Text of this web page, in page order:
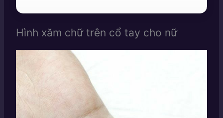
Hình xăm chữ trên cổ tay cho nữ